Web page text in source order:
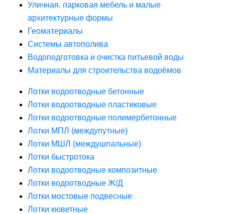
Уличная, парковая мебель и малые
архитектурные формы
Геоматериалы
Системы автополива
Водоподготовка и очистка питьевой воды
Материалы для строительства водоёмов
Лотки водоотводные бетонные
Лотки водоотводные пластиковые
Лотки водоотводные полимербетонные
Лотки МПЛ (междупутные)
Лотки МШЛ (междушпальные)
Лотки быстротока
Лотки водоотводные композитные
Лотки водоотводные Ж/Д
Лотки мостовые подвесные
Лотки кюветные